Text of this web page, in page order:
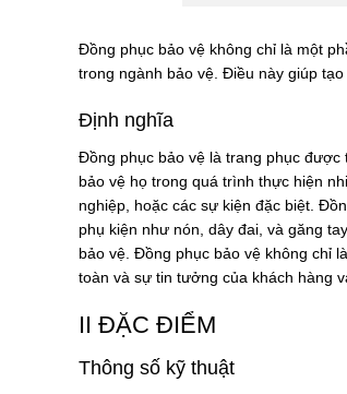
Đồng phục bảo vệ không chỉ là một
trong ngành bảo vệ. Điều này giúp
Định nghĩa
Đồng phục bảo vệ là trang phục được
bảo vệ họ trong quá trình thực hiện
nghiệp, hoặc các sự kiện đặc biệt.
phụ kiện như nón, dây đai, và găng
bảo vệ. Đồng phục bảo vệ không chỉ
toàn và sự tin tưởng của khách hàng
II ĐẶC ĐIỂM
Thông số kỹ thuật